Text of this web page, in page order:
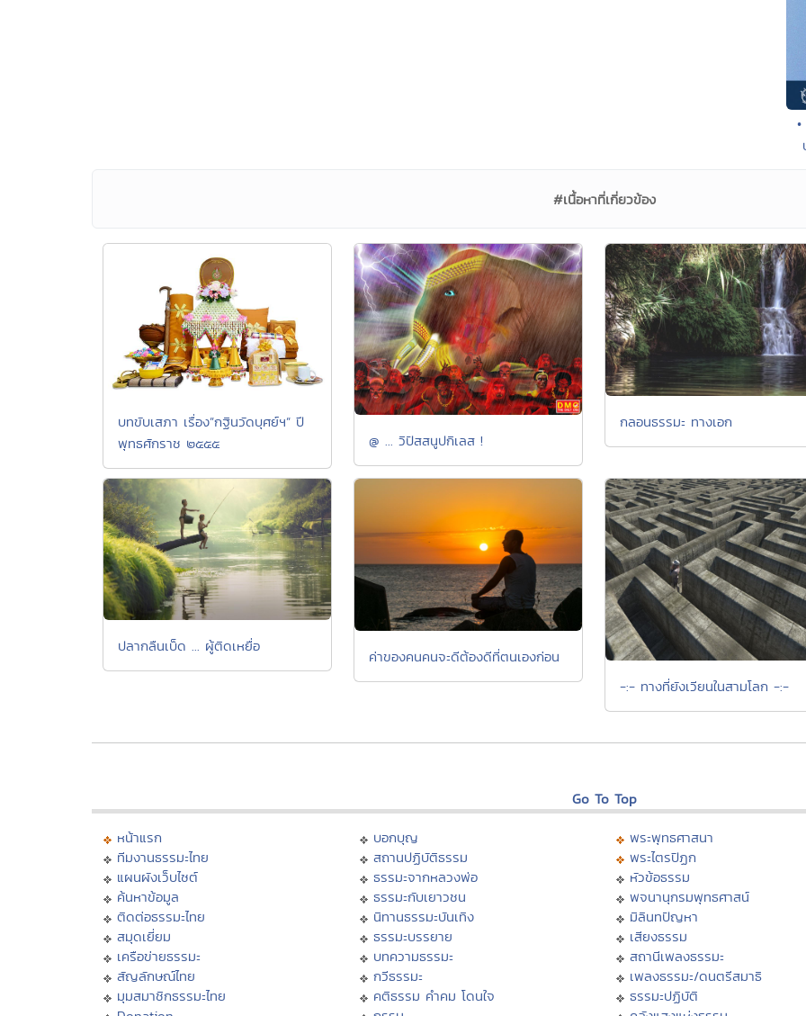
#เนื้อหาที่เกี่ยวข้อง
บทขับเสภา เรื่อง”กฐินวัดบุศย์ฯ” ปี
พุทธศักราช ๒๕๕๕
@ ... วิปัสสนูปกิเลส !
กลอนธรรมะ ทางเอก
ปลากลืนเบ็ด ... ผู้ติดเหยื่อ
ค่าของคนคนจะดีต้องดีที่ตนเองก่อน
-:- ทางที่ยังเวียนในสามโลก -:-
Go To Top
หน้าแรก
ทีมงานธรรมะไทย
แผนผังเว็บไซต์
ค้นหาข้อมูล
ติดต่อธรรมะไทย
สมุดเยี่ยม
เครือข่ายธรรมะ
สัญลักษณ์ไทย
มุมสมาชิกธรรมะไทย
บอกบุญ
สถานปฏิบัติธรรม
ธรรมะจากหลวงพ่อ
ธรรมะกับเยาวชน
นิทานธรรมะบันเทิง
ธรรมะบรรยาย
บทความธรรมะ
กวีธรรมะ
คติธรรม คำคม โดนใจ
พระพุทธศาสนา
พระไตรปิฏก
หัวข้อธรรม
พจนานุกรมพุทธศาสน์
มิลินทปัญหา
เสียงธรรม
สถานีเพลงธรรมะ
เพลงธรรมะ/ดนตรีสมาธิ
ธรรมะปฏิบัติ